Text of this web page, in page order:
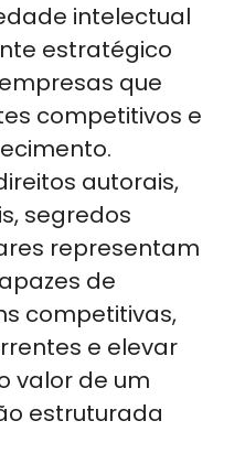
intelectual
estratégico
que
competitivos e
autorais,
segredos
representam
de
competitivas,
e elevar
valor de um
estruturada